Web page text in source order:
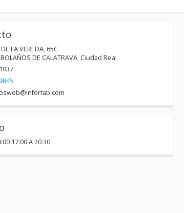
LA VEREDA, 65C
BOLAÑOS DE CALATRAVA, Ciudad Real
17:00 A 20:30